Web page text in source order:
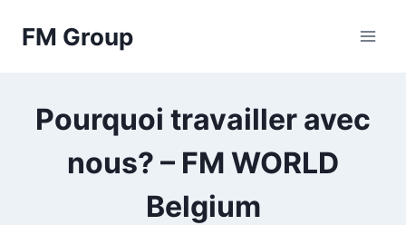
FM Group
Pourquoi travailler avec
nous? – FM WORLD
Belgium